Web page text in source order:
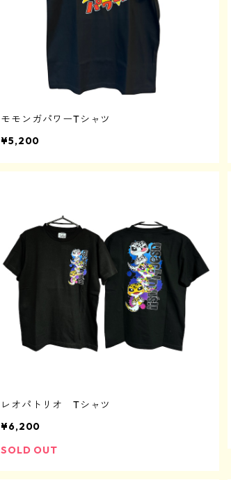
モモンガパワーTシャツ
¥5,200
レオパトリオ Tシャツ
¥6,200
SOLD OUT